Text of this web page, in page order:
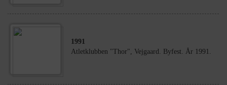
1991
Atletklubben "Thor", Vejgaard. Byfest. År 1991.